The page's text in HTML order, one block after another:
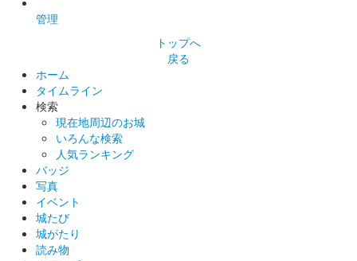
販売終了
姫路城 御城印
白鷺城（姫路城） 御城印
当初500セット限定だったが追加販売。
姫路城 御城印
当初500セット限定だったが追加販売。
管理
トップへ
戻る
ホーム
タイムライン
検索
現在地周辺のお城
いろんな検索
人気ランキング
バッジ
写真
イベント
城たび
城がたり
読み物